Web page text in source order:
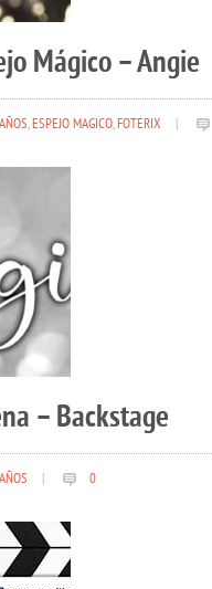
Mágico – Angie
,ESPEJO MAGICO,FOTERIX
– Backstage
0